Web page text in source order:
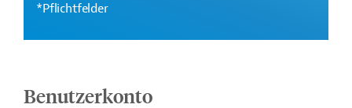
*Pflichtfelder
Benutzerkonto